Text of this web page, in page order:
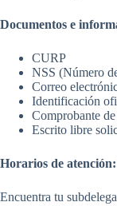
Documentos e
CURP
NSS (Número
Correo
Identificación
Comprobante
Escrito libre
Horarios de atención:
Encuentra tu